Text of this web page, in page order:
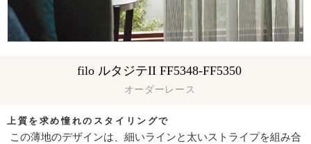
上質を求め憧れのスタイリングで
オーダーレース
filo ルタジテII FF5348-FF5350
この薄地のデザインは、細いラインと太いストライプを組み合